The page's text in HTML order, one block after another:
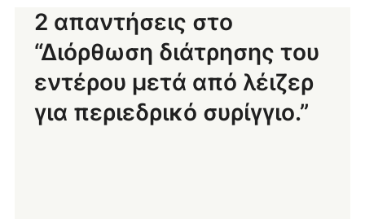
2 απαντήσεις στο
“Διόρθωση διάτρησης του
εντέρου μετά από λέιζερ
για περιεδρικό συρίγγιο.”